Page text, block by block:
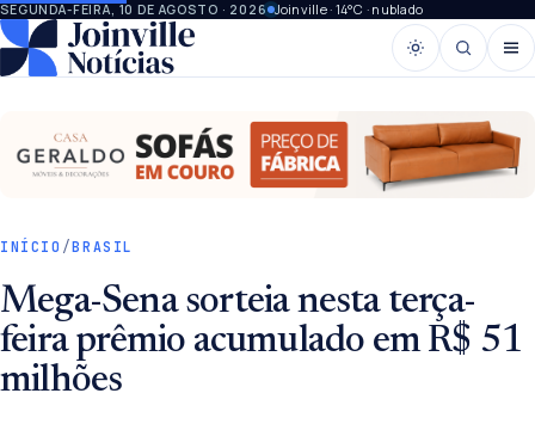
SEGUNDA-FEIRA, 10 DE AGOSTO · 2026 Joinville · 14°C · nublado
INÍCIO /BRASIL
Mega-Sena sorteia nesta terça-
feira prêmio acumulado em R$ 51
milhões